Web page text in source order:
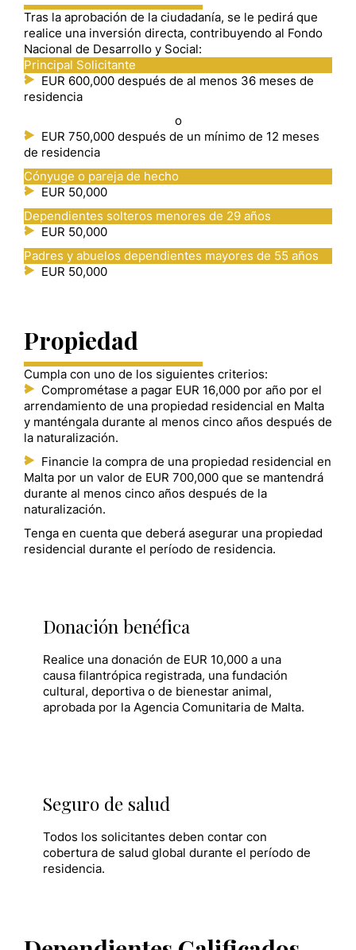
Tras la aprobación de la ciudadanía, se le pedirá que
realice una inversión directa, contribuyendo al Fondo
Nacional de Desarrollo y Social:
Principal Solicitante
EUR 600,000 después de al menos 36 meses de
residencia
o
EUR 750,000 después de un mínimo de 12 meses
de residencia
Cónyuge o pareja de hecho
EUR 50,000
Dependientes solteros menores de 29 años
EUR 50,000
Padres y abuelos dependientes mayores de 55 años
EUR 50,000
Propiedad
Cumpla con uno de los siguientes criterios:
Comprométase a pagar EUR 16,000 por año por el
arrendamiento de una propiedad residencial en Malta
y manténgala durante al menos cinco años después de
la naturalización.
Financie la compra de una propiedad residencial en
Malta por un valor de EUR 700,000 que se mantendrá
durante al menos cinco años después de la
naturalización.
Tenga en cuenta que deberá asegurar una propiedad
residencial durante el período de residencia.
Donación benéfica
Realice una donación de EUR 10,000 a una
causa filantrópica registrada, una fundación
cultural, deportiva o de bienestar animal,
aprobada por la Agencia Comunitaria de Malta.
Seguro de salud
Todos los solicitantes deben contar con
cobertura de salud global durante el período de
residencia.